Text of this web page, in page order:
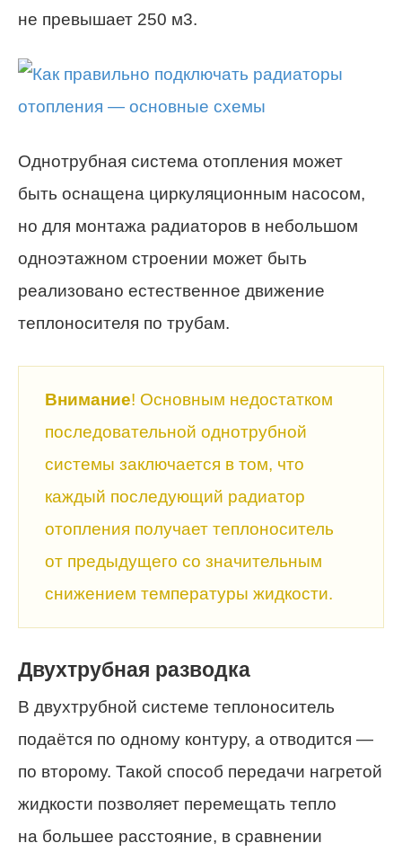
не превышает 250 м3.
Однотрубная система отопления может
быть оснащена циркуляционным насосом,
но для монтажа радиаторов в небольшом
одноэтажном строении может быть
реализовано естественное движение
теплоносителя по трубам.
Внимание! Основным недостатком
последовательной однотрубной
системы заключается в том, что
каждый последующий радиатор
отопления получает теплоноситель
от предыдущего со значительным
снижением температуры жидкости.
Двухтрубная разводка
В двухтрубной системе теплоноситель
подаётся по одному контуру, а отводится —
по второму. Такой способ передачи нагретой
жидкости позволяет перемещать тепло
на большее расстояние, в сравнении